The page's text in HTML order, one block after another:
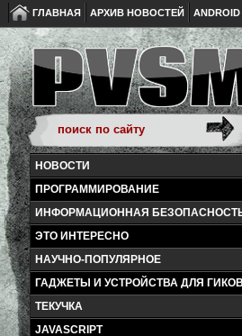
ГЛАВНАЯ АРХИВ НОВОСТЕЙ ANDROID
НОВОСТИ
ПРОГРАММИРОВАНИЕ
ИНФОРМАЦИОННАЯ
ЭТО ИНТЕРЕСНО
НАУЧНО-ПОПУЛЯРНОЕ
ГАДЖЕТЫ И УСТРОЙСТВА ДЛЯ ГИКОВ
ТЕКУЧКА
JAVASCRIPT